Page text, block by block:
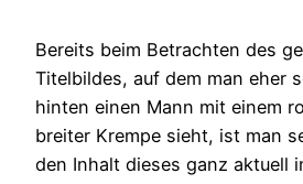
Bereits beim Betrachten des
Titelbildes, auf dem man eher
hinten einen Mann mit einem
breiter Krempe sieht, ist man
den Inhalt dieses ganz aktuell